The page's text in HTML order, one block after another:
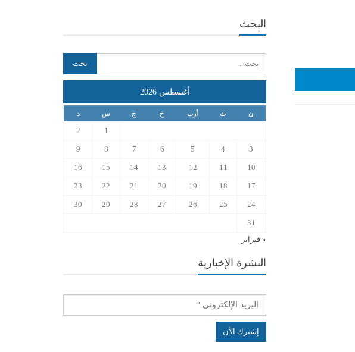
البحث
أغسطس 2026
ن ث أرب خ ج س د
1
2
3
4
5
6
7
8
9
10
11
12
13
14
15
16
17
18
19
20
21
22
23
24
25
26
27
28
29
30
31
« فبراير
النشرة الإخبارية